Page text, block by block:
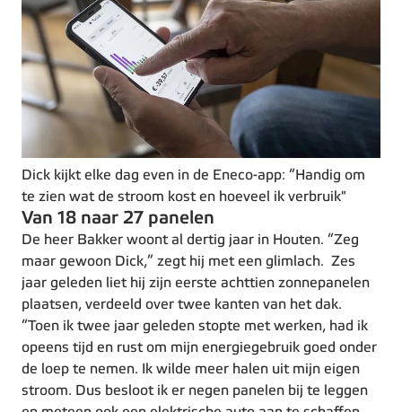
Dick kijkt elke dag even in de Eneco-app: “Handig om
te zien wat de stroom kost en hoeveel ik verbruik"
Van 18 naar 27 panelen
De heer Bakker woont al dertig jaar in Houten. “Zeg
maar gewoon Dick,” zegt hij met een glimlach. Zes
jaar geleden liet hij zijn eerste achttien zonnepanelen
plaatsen, verdeeld over twee kanten van het dak.
“Toen ik twee jaar geleden stopte met werken, had ik
opeens tijd en rust om mijn energiegebruik goed onder
de loep te nemen. Ik wilde meer halen uit mijn eigen
stroom. Dus besloot ik er negen panelen bij te leggen